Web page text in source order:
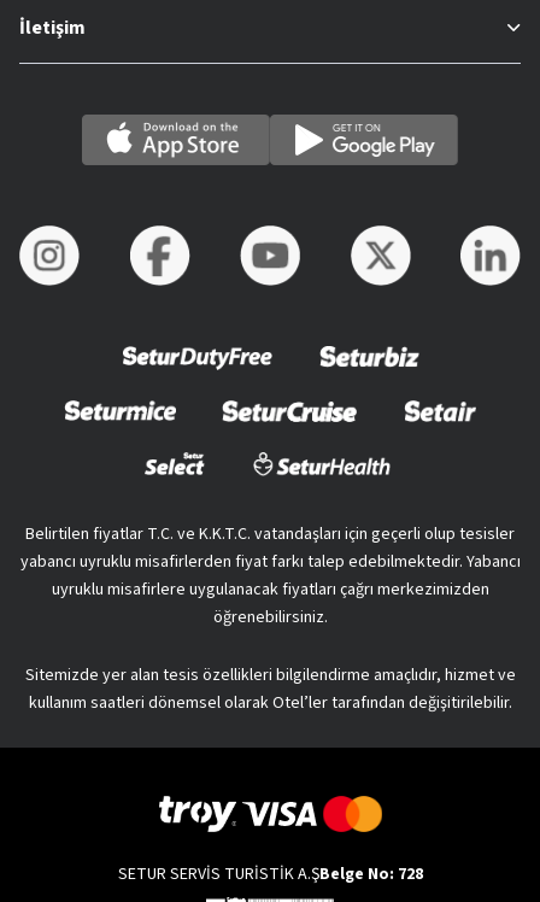
İletişim
Belirtilen fiyatlar T.C. ve K.K.T.C. vatandaşları için geçerli olup tesisler
yabancı uyruklu misafirlerden fiyat farkı talep edebilmektedir. Yabancı
uyruklu misafirlere uygulanacak fiyatları çağrı merkezimizden
öğrenebilirsiniz.
Sitemizde yer alan tesis özellikleri bilgilendirme amaçlıdır, hizmet ve
kullanım saatleri dönemsel olarak Otel’ler tarafından değişitirilebilir.
SETUR SERVİS TURİSTİK A.ŞBelge No: 728